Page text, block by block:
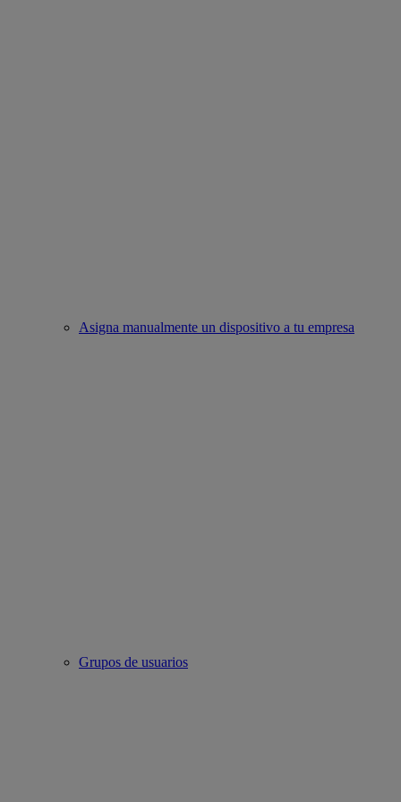
Asigna manualmente un dispositivo a tu empresa
Grupos de usuarios